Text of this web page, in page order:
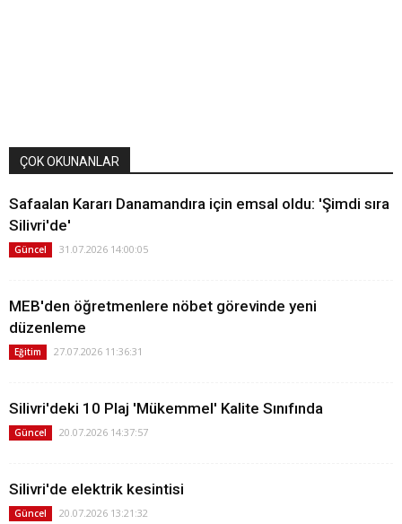
ÇOK OKUNANLAR
Safaalan Kararı Danamandıra için emsal oldu: 'Şimdi sıra
Silivri'de'
Güncel 31.07.2026 14:00:05
MEB'den öğretmenlere nöbet görevinde yeni
düzenleme
Eğitim 27.07.2026 11:36:31
Silivri'deki 10 Plaj 'Mükemmel' Kalite Sınıfında
Güncel 20.07.2026 14:37:57
Silivri'de elektrik kesintisi
Güncel 20.07.2026 13:21:32